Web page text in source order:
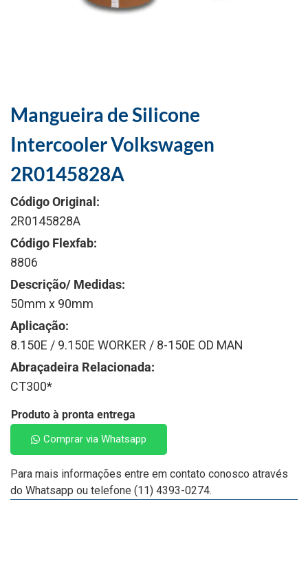
Mangueira de Silicone
Intercooler Volkswagen
2R0145828A
Código Original:
2R0145828A
Código Flexfab:
8806
Descrição/ Medidas:
50mm x 90mm
Aplicação:
8.150E / 9.150E WORKER / 8-150E OD MAN
Abraçadeira Relacionada:
CT300*
Produto à pronta entrega
Comprar via Whatsapp
Para mais informações entre em contato conosco através
do Whatsapp ou telefone (11) 4393-0274.